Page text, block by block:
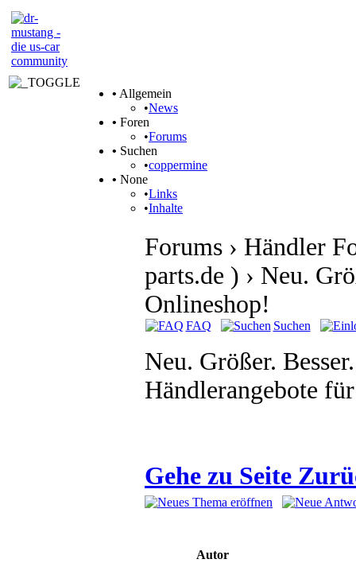
• Allgemein
•News
• Foren
•Forums
• Suchen
•coppermine
• None
•Links
•Inhalte
Forums › Händler
parts.de ) › Neu.
Onlineshop!
FAQ Suchen
Neu. Größer.
Händlerangebote
Gehe zu Seite
Autor